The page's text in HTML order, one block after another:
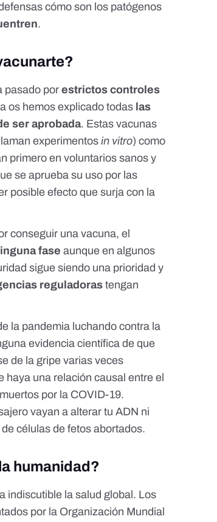
cómo son los patógenos
.
pasado porestrictos controles
os hemos explicado todas las
ser aprobada. Estas vacunas
experimentosin vitro) como
primero en voluntarios sanos y
se aprueba su uso por las
posible efecto que surja con la
conseguir una vacuna,el
fase aunque en algunos
sigue siendo una prioridad y
reguladorastengan
la pandemia luchando contra la
evidencia científica de que
de la gripe varias veces
haya una relación causal entre el
por la COVID-19.
vayan a alterar tu ADN ni
células de fetos abortados.
humanidad?
indiscutible la salud global. Los
por la Organización Mundial